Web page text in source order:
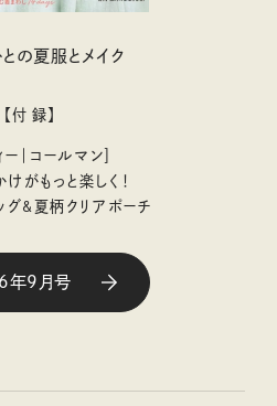
の夏服とメイク
【付 録】
ー｜コールマン］
がもっと楽しく！
グ&夏柄クリアポーチ
年9月号